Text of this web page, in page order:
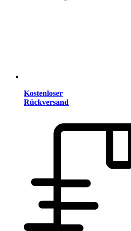
Kostenloser
Rückversand